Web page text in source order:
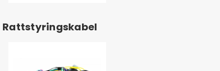
Rattstyringskabel